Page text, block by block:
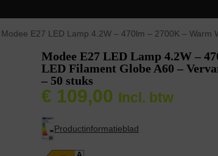
Modee E27 LED Lamp 4.2W – 470lm – 2700K – Warm Wit – LED
Modee E27 LED Lamp 4.2W –
LED Filament Globe A60 –
– 50 stuks
€ 109,00 Incl. btw
Productinformatieblad